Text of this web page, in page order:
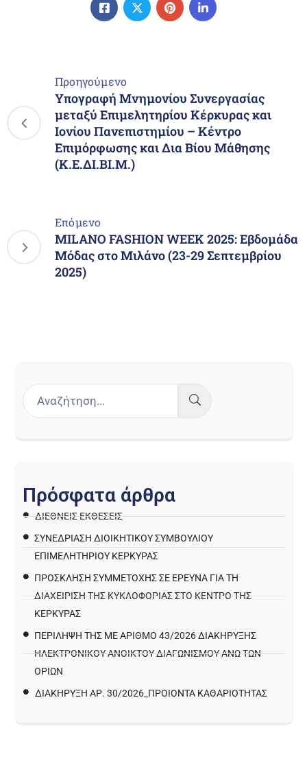
Προηγούμενο
Υπογραφή Μνημονίου Συνεργασίας
μεταξύ Επιμελητηρίου Κέρκυρας και
Ιονίου Πανεπιστημίου – Κέντρο
Επιμόρφωσης και Δια Βίου Μάθησης
(Κ.Ε.ΔΙ.ΒΙ.Μ.)
Επόμενο
MILANO FASHION WEEK 2025: Εβδομάδα
Μόδας στο Μιλάνο (23-29 Σεπτεμβρίου
2025)
Πρόσφατα άρθρα
ΔΙΕΘΝΕΙΣ ΕΚΘΕΣΕΙΣ
ΣΥΝΕΔΡΙΑΣΗ ΔΙΟΙΚΗΤΙΚΟΥ ΣΥΜΒΟΥΛΙΟΥ
ΕΠΙΜΕΛΗΤΗΡΙΟΥ ΚΕΡΚΥΡΑΣ
ΠΡΌΣΚΛΗΣΗ ΣΥΜΜΕΤΟΧΉΣ ΣΕ ΈΡΕΥΝΑ ΓΙΑ ΤΗ
ΔΙΑΧΕΊΡΙΣΗ ΤΗΣ ΚΥΚΛΟΦΟΡΊΑΣ ΣΤΟ ΚΈΝΤΡΟ ΤΗΣ
ΚΈΡΚΥΡΑΣ
ΠΕΡΙΛΗΨΗ ΤΗΣ ΜΕ ΑΡΙΘΜΟ 43/2026 ΔΙΑΚΗΡΥΞΗΣ
ΗΛΕΚΤΡΟΝΙΚΟΥ ΑΝΟΙΚΤΟΥ ΔΙΑΓΩΝΙΣΜΟΥ ΑΝΩ ΤΩΝ
ΟΡΙΩΝ
ΔΙΑΚΉΡΥΞΗ ΑΡ. 30/2026_ΠΡΟΙΌΝΤΑ ΚΑΘΑΡΙΌΤΗΤΑΣ